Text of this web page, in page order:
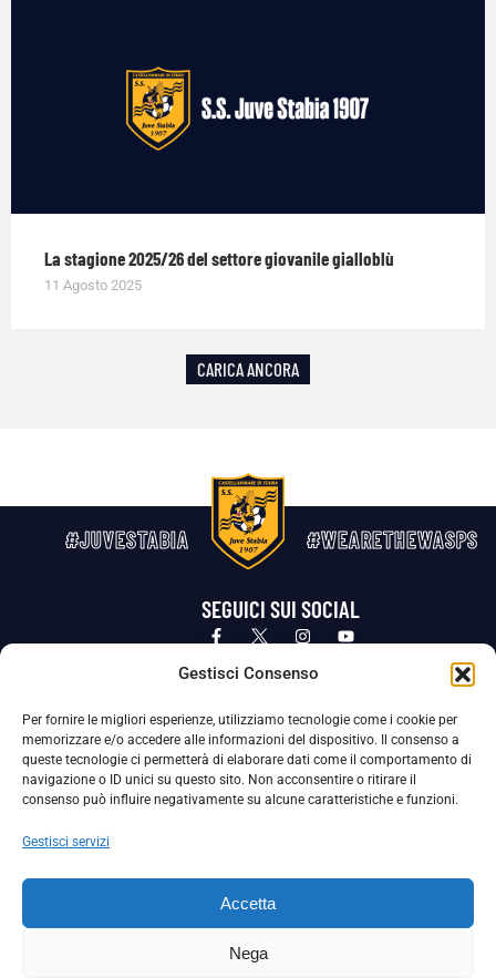
Gestisci Consenso
Per fornire le migliori esperienze, utilizziamo tecnologie come i cookie per
memorizzare e/o accedere alle informazioni del dispositivo. Il consenso a
queste tecnologie ci permetterà di elaborare dati come il comportamento di
navigazione o ID unici su questo sito. Non acconsentire o ritirare il
consenso può influire negativamente su alcune caratteristiche e funzioni.
Gestisci servizi
Accetta
Nega
La stagione 2025/26 del settore giovanile gialloblù
11 Agosto 2025
CARICA ANCORA
#JUVESTABIA #WEARETHEWASPS
SEGUICI SUI SOCIAL
Privacy Policy Cookie Policy
La Società ha nominato il Responsabile della Protezione dei Dati Personali (DPO), figura specializzata che vigila sulle modalità
adottate dalla nostra Società per tutelare i Suoi dati personali.
Per contattare il DPO può scrivere a
La Società ha inoltre adottato un proprio Codice Etico, consultabile al seguente link: